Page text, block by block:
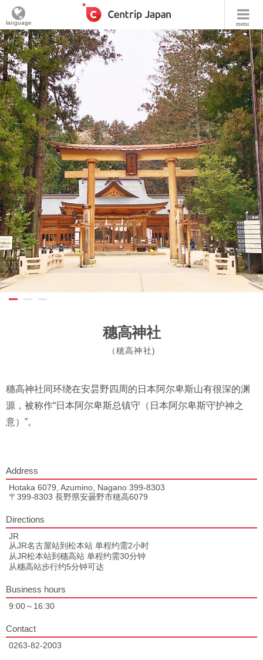
menu
language
穗高神社
（穂高神社)
穗高神社同环绕在安昙野四周的日本阿尔卑斯山有很深的渊
源，被称作“日本阿尔卑斯总镇守（日本阿尔卑斯守护神之
意）”。
Address
Hotaka 6079, Azumino, Nagano 399-8303
〒399-8303 長野県安曇野市穂高6079
Directions
JR
从JR名古屋站到松本站 单程约需2小时
从JR松本站到穗高站 单程约需30分钟
从穗高站步行约5分钟可达
Business hours
9:00～16:30
Contact
0263-82-2003